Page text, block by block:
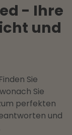
- Ihre
und
Finden Sie
Sie
perfekten
und